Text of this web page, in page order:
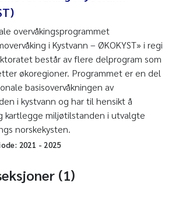
overvåkingsprogrammet
i Kystvann – ØKOKYST» i regi
består av flere delprogram som
økoregioner. Programmet er en del
basisovervåkningen av
i kystvann og har til hensikt å
kartlegge miljøtilstanden i utvalgte
norskekysten.
2021 - 2025
(1)